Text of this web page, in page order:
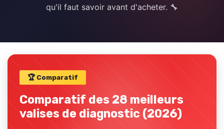
qu'il faut savoir avant d'acheter. 🔧
🏆 Comparatif
Comparatif des 28 meilleurs
valises de diagnostic (2026)